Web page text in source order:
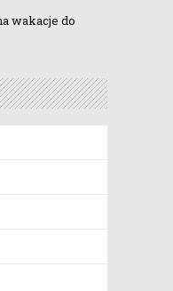
wakacje do